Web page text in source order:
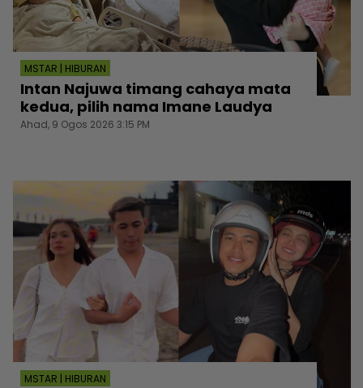
MSTAR | HIBURAN
Intan Najuwa timang cahaya mata
kedua, pilih nama Imane Laudya
Ahad, 9 Ogos 2026 3:15 PM
MSTAR | HIBURAN